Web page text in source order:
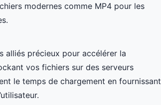
modernes comme MP4 pour les
alliés précieux pour accélérer la
vos fichiers sur des serveurs
le temps de chargement en fournissant